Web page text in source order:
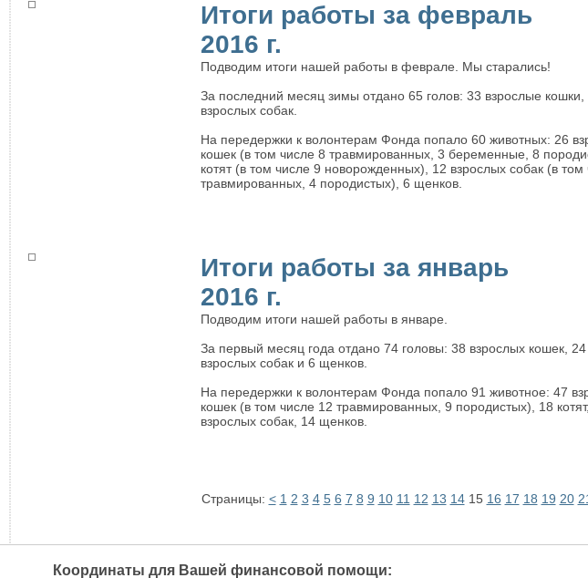
Итоги работы за февраль
2016 г.
Подводим итоги нашей работы в феврале. Мы старались!
За последний месяц зимы отдано 65 голов: 33 взрослые кошки,
взрослых собак.
На передержки к волонтерам Фонда попало 60 животных: 26
кошек (в том числе 8 травмированных, 3 беременные, 8
котят (в том числе 9 новорожденных), 12 взрослых собак (в том
травмированных, 4 породистых), 6 щенков.
Итоги работы за январь
2016 г.
Подводим итоги нашей работы в январе.
За первый месяц года отдано 74 головы: 38 взрослых кошек, 24
взрослых собак и 6 щенков.
На передержки к волонтерам Фонда попало 91 животное: 47
кошек (в том числе 12 травмированных, 9 породистых), 18
взрослых собак, 14 щенков.
Страницы: < 1 2 3 4 5 6 7 8 9 10 11 12 13 14 15 16 17 18 19 20
Координаты для Вашей финансовой помощи: